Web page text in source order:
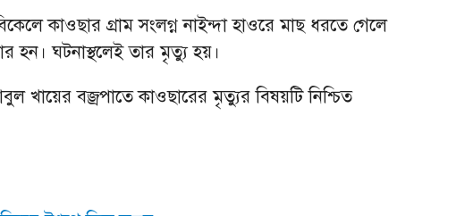
কাওছার গ্রাম সংলগ্ন নাইন্দা হাওরে মাছ ধরতে গেলে
হন। ঘটনাস্থলেই তার মৃত্যু হয়।
খায়ের বজ্রপাতে কাওছারের মৃত্যুর বিষয়টি নিশ্চিত